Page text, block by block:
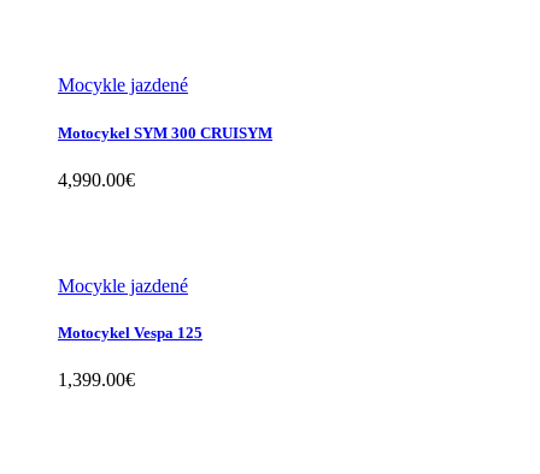
Mocykle jazdené
Motocykel SYM 300 CRUISYM
4,990.00€
Mocykle jazdené
Motocykel Vespa 125
1,399.00€